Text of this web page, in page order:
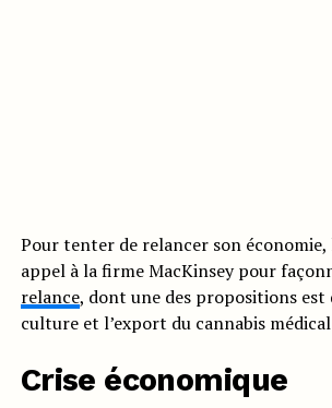
Pour tenter de relancer son économie,
appel à la firme MacKinsey pour
relance, dont une des propositions est
culture et l’export du cannabis
Crise économique